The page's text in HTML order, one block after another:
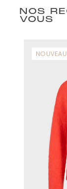
NOS
VOUS